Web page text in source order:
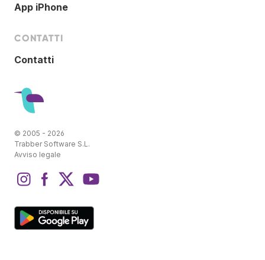
App iPhone
CONTATTI
Contatti
© 2005 - 2026
Trabber Software S.L.
Avviso legale